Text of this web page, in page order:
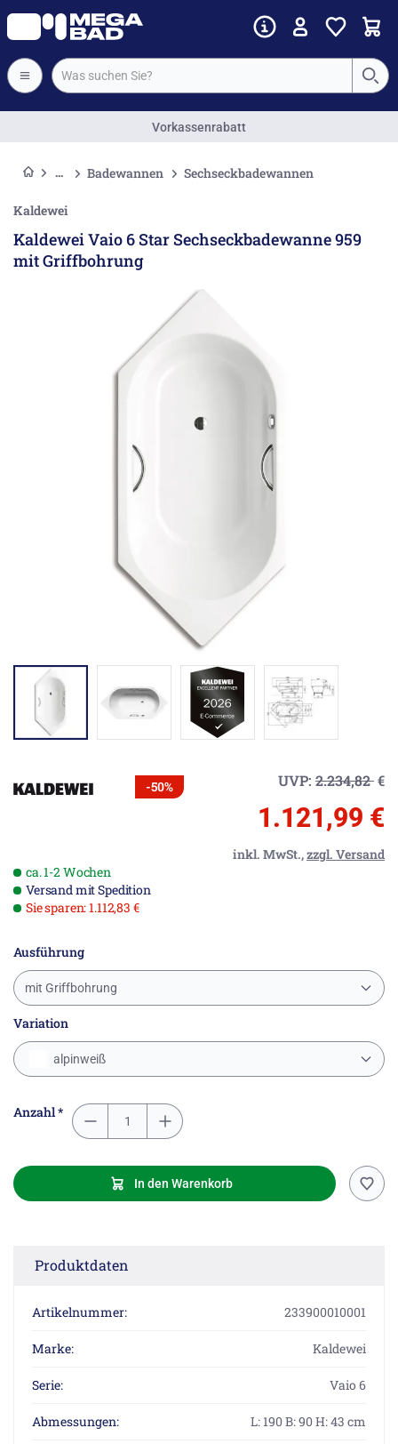
Vorkassenrabatt
Badewannen Sechseckbadewannen
Kaldewei
Kaldewei Vaio 6 Star Sechseckbadewanne 959
mit Griffbohrung
-50% UVP: 2.234,82€
1.121,99 €
inkl. MwSt.,zzgl. Versand
ca. 1-2 Wochen
Versand mit Spedition
Sie sparen: 1.112,83 €
Ausführung
mit Griffbohrung
Variation
alpinweiß
Anzahl *
In den Warenkorb
Produktdaten
Artikelnummer: 233900010001
Marke: Kaldewei
Serie: Vaio 6
Abmessungen: L: 190 B: 90 H: 43 cm